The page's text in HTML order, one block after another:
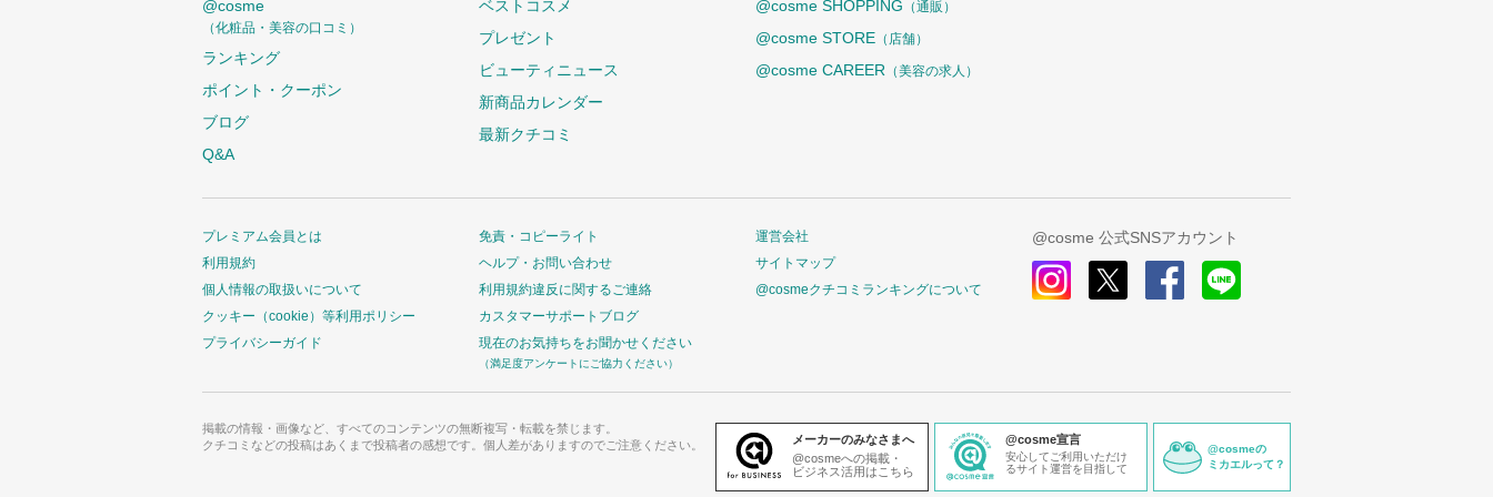
@cosme
（化粧品・美容の口コミ）
ランキング
ポイント・クーポン
ブログ
Q&A
ベストコスメ
プレゼント
ビューティニュース
新商品カレンダー
最新クチコミ
@cosme SHOPPING （通販）
@cosme STORE （店舗）
@cosme CAREER （美容の求人）
プレミアム会員とは
利用規約
個人情報の取扱いについて
クッキー（cookie）等利用ポリシー
プライバシーガイド
免責・コピーライト
ヘルプ・お問い合わせ
利用規約違反に関するご連絡
カスタマーサポートブログ
現在のお気持ちをお聞かせください
（満足度アンケートにご協力ください）
運営会社
サイトマップ
@cosmeクチコミランキングについて
@cosme 公式SNSアカウント
掲載の情報・画像など、すべてのコンテンツの無断複写・転載を禁じます。
クチコミなどの投稿はあくまで投稿者の感想です。個人差がありますのでご注意ください。
メーカーのみなさまへ
@cosmeへの掲載・
ビジネス活用はこちら
@cosme宣言
安心してご利用いただけ
るサイト運営を目指して
@cosmeの
ミカエルって？